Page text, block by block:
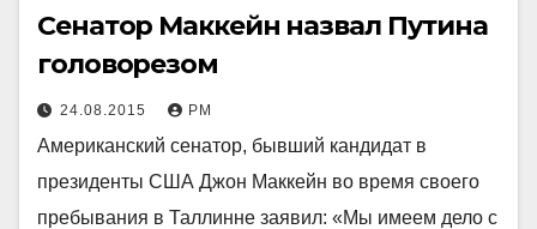
Сенатор Маккейн назвал Путина
головорезом
24.08.2015 РМ
Американский сенатор, бывший кандидат в
президенты США Джон Маккейн во время своего
пребывания в Таллинне заявил: «Мы имеем дело с